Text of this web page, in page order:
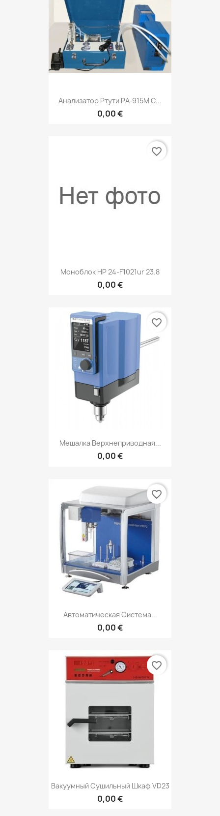
Анализатор Ртути РА-915М С...
0,00 €
Моноблок HP 24-F1021ur 23.8
0,00 €
favorite_border
Мешалка Верхнеприводная...
0,00 €
favorite_border
Автоматическая Система...
0,00 €
favorite_border
Вакуумный Сушильный Шкаф VD23
0,00 €
favorite_border